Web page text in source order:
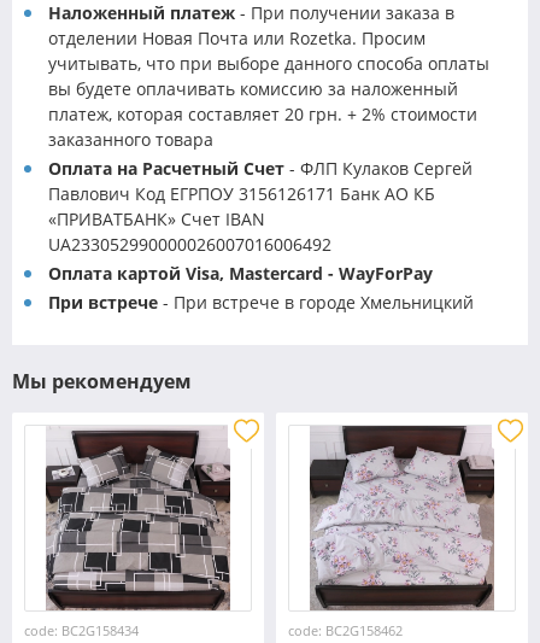
Наложенный платеж - При получении заказа в
отделении Новая Почта или Rozetka. Просим
учитывать, что при выборе данного способа оплаты
вы будете оплачивать комиссию за наложенный
платеж, которая составляет 20 грн. + 2% стоимости
заказанного товара
Оплата на Расчетный Счет - ФЛП Кулаков Сергей
Павлович Код ЕГРПОУ 3156126171 Банк АО КБ
«ПРИВАТБАНК» Счет IBAN
UA233052990000026007016006492
Оплата картой Visa, Mastercard - WayForPay
При встрече - При встрече в городе Хмельницкий
Мы рекомендуем
code: BC2G158434 code: BC2G158462